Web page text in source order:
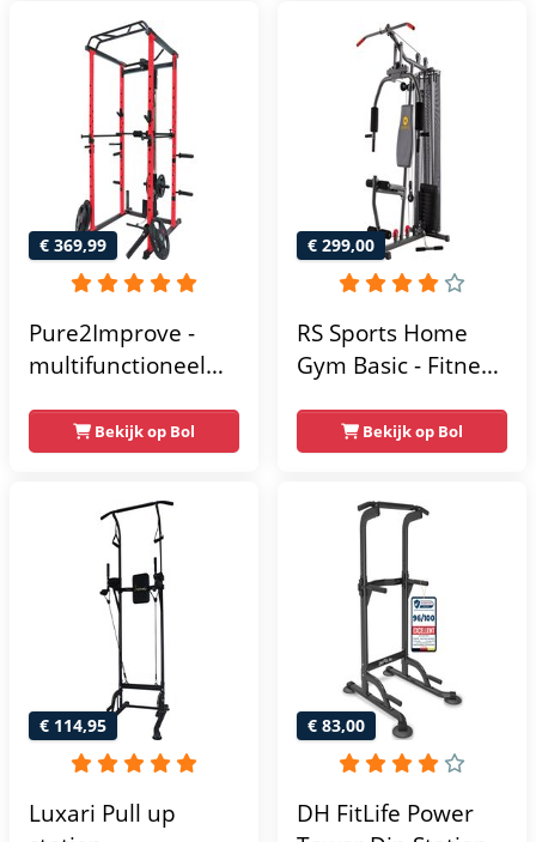
krachtstation voor
thuis - Compact en
multifunctioneel -
Incl. gratis fitness
€ 369,99
Pure2Improve -
multifunctioneel
krachtstation -
home gym -
215x111x142
Bekijk op Bol
€ 299,00
RS Sports Home
Gym Basic - Fitness
Bekijk op Bol
€ 114,95
Luxari Pull up
€ 83,00
DH FitLife Power